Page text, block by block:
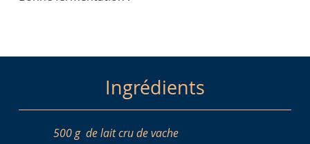
Ingrédients
500 g de lait cru de vache